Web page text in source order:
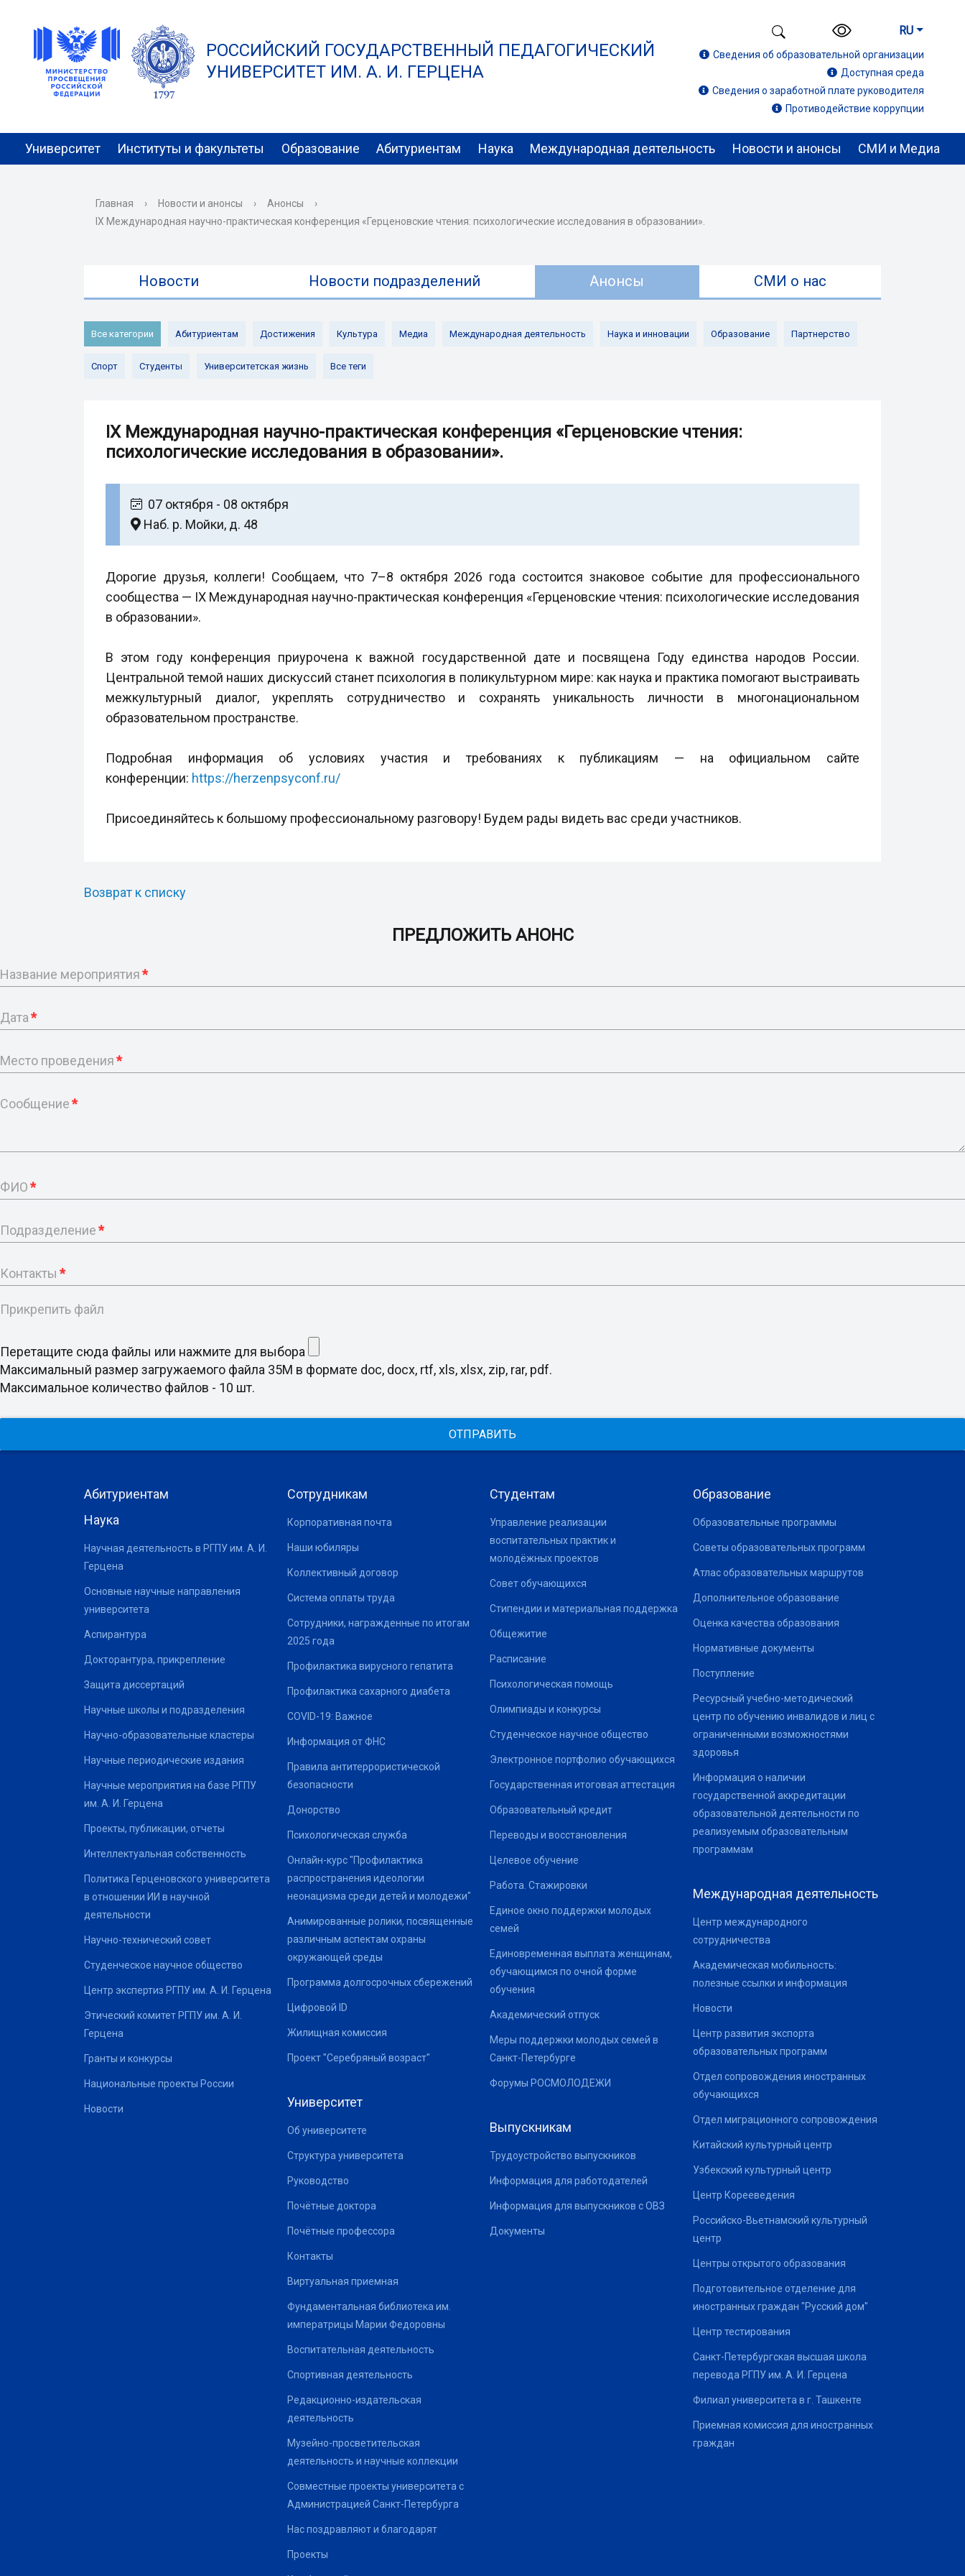
РОССИЙСКИЙ ГОСУДАРСТВЕННЫЙ ПЕДАГОГИЧЕСКИЙ
УНИВЕРСИТЕТ ИМ. А. И. ГЕРЦЕНА
RU
Сведения об образовательной организации
Доступная среда
Сведения о заработной плате руководителя
Противодействие коррупции
Университет Институты и факультеты Образование Абитуриентам Наука Международная деятельность Новости и анонсы СМИ и Медиа
Главная › Новости и анонсы › Анонсы
›
IX Международная научно-практическая конференция «Герценовские чтения: психологические исследования в образовании».
Новости Новости подразделений Анонсы СМИ о нас
Все категории Абитуриентам Достижения Культура Медиа Международная деятельность Наука и инновации Образование Партнерство
Спорт Студенты Университетская жизнь Все теги
IX Международная научно-практическая конференция «Герценовские чтения:
психологические исследования в образовании».
07 октября - 08 октября
Наб. р. Мойки, д. 48
Дорогие друзья, коллеги! Сообщаем, что 7–8 октября 2026 года состоится знаковое событие для профессионального
сообщества — IX Международная научно-практическая конференция «Герценовские чтения: психологические исследования
в образовании».
В этом году конференция приурочена к важной государственной дате и посвящена Году единства народов России.
Центральной темой наших дискуссий станет психология в поликультурном мире: как наука и практика помогают выстраивать
межкультурный диалог, укреплять сотрудничество и сохранять уникальность личности в многонациональном
образовательном пространстве.
Подробная информация об условиях участия и требованиях к публикациям — на официальном сайте
конференции: https://herzenpsyconf.ru/
Присоединяйтесь к большому профессиональному разговору! Будем рады видеть вас среди участников.
Возврат к списку
ПРЕДЛОЖИТЬ АНОНС
Название мероприятия*
Дата*
Место проведения*
Сообщение*
ФИО*
Подразделение*
Контакты *
Прикрепить файл
Перетащите сюда файлы или нажмите для выбора
Максимальный размер загружаемого файла 35M в формате doc, docx, rtf, xls, xlsx, zip, rar, pdf.
Максимальное количество файлов - 10 шт.
ОТПРАВИТЬ
Абитуриентам
Наука
Научная деятельность в РГПУ им. А. И.
Герцена
Основные научные направления
университета
Аспирантура
Докторантура, прикрепление
Защита диссертаций
Научные школы и подразделения
Научно-образовательные кластеры
Научные периодические издания
Научные мероприятия на базе РГПУ
им. А. И. Герцена
Проекты, публикации, отчеты
Интеллектуальная собственность
Политика Герценовского университета
в отношении ИИ в научной
деятельности
Научно-технический совет
Студенческое научное общество
Центр экспертиз РГПУ им. А. И. Герцена
Этический комитет РГПУ им. А. И.
Герцена
Гранты и конкурсы
Национальные проекты России
Новости
Сотрудникам
Корпоративная почта
Наши юбиляры
Коллективный договор
Система оплаты труда
Сотрудники, награжденные по итогам
2025 года
Профилактика вирусного гепатита
Профилактика сахарного диабета
COVID-19: Важное
Информация от ФНС
Правила антитеррористической
безопасности
Донорство
Психологическая служба
Онлайн-курс "Профилактика
распространения идеологии
неонацизма среди детей и молодежи"
Анимированные ролики, посвященные
различным аспектам охраны
окружающей среды
Программа долгосрочных сбережений
Цифровой ID
Жилищная комиссия
Проект "Серебряный возраст"
Университет
Об университете
Структура университета
Руководство
Почётные доктора
Почётные профессора
Контакты
Виртуальная приемная
Фундаментальная библиотека им.
императрицы Марии Федоровны
Воспитательная деятельность
Спортивная деятельность
Редакционно-издательская
деятельность
Музейно-просветительская
деятельность и научные коллекции
Совместные проекты университета с
Администрацией Санкт-Петербурга
Нас поздравляют и благодарят
Проекты
Студентам
Управление реализации
воспитательных практик и
молодёжных проектов
Совет обучающихся
Стипендии и материальная поддержка
Общежитие
Расписание
Психологическая помощь
Олимпиады и конкурсы
Студенческое научное общество
Электронное портфолио обучающихся
Государственная итоговая аттестация
Образовательный кредит
Переводы и восстановления
Целевое обучение
Работа. Стажировки
Единое окно поддержки молодых
семей
Единовременная выплата женщинам,
обучающимся по очной форме
обучения
Академический отпуск
Меры поддержки молодых семей в
Санкт-Петербурге
Форумы РОСМОЛОДЕЖИ
Выпускникам
Трудоустройство выпускников
Информация для работодателей
Информация для выпускников с ОВЗ
Документы
Образование
Образовательные программы
Советы образовательных программ
Атлас образовательных маршрутов
Дополнительное образование
Оценка качества образования
Нормативные документы
Поступление
Ресурсный учебно-методический
центр по обучению инвалидов и лиц с
ограниченными возможностями
здоровья
Информация о наличии
государственной аккредитации
образовательной деятельности по
реализуемым образовательным
программам
Международная деятельность
Центр международного
сотрудничества
Академическая мобильность:
полезные ссылки и информация
Новости
Центр развития экспорта
образовательных программ
Отдел сопровождения иностранных
обучающихся
Отдел миграционного сопровождения
Китайский культурный центр
Узбекский культурный центр
Центр Корееведения
Российско-Вьетнамский культурный
центр
Центры открытого образования
Подготовительное отделение для
иностранных граждан "Русский дом"
Центр тестирования
Санкт-Петербургская высшая школа
перевода РГПУ им. А. И. Герцена
Филиал университета в г. Ташкенте
Приемная комиссия для иностранных
граждан